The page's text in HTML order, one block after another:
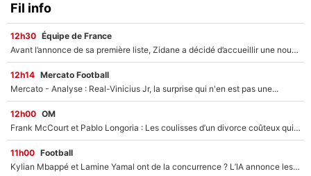
Fil info
12h30 Équipe de France
Avant l’annonce de sa première liste, Zidane a décidé d’accueillir une nouvelle tête en équipe de France
12h14 Mercato Football
Mercato - Analyse : Real-Vinicius Jr, la surprise qui n'en est pas une...
12h00 OM
Frank McCourt et Pablo Longoria : Les coulisses d’un divorce coûteux qui ruine l’OM à petit feu…
11h00 Football
Kylian Mbappé et Lamine Yamal ont de la concurrence ? L’IA annonce les 5 joueurs qui vont dominer le football dans les années à venir !